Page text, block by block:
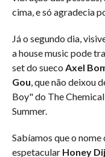
cima, e só agradecia
Já o segundo dia,
a house music pode
set do sueco Axel
Gou , que não deixou
Boy" do The
Summer.
Sabíamos que o
espetacular Honey